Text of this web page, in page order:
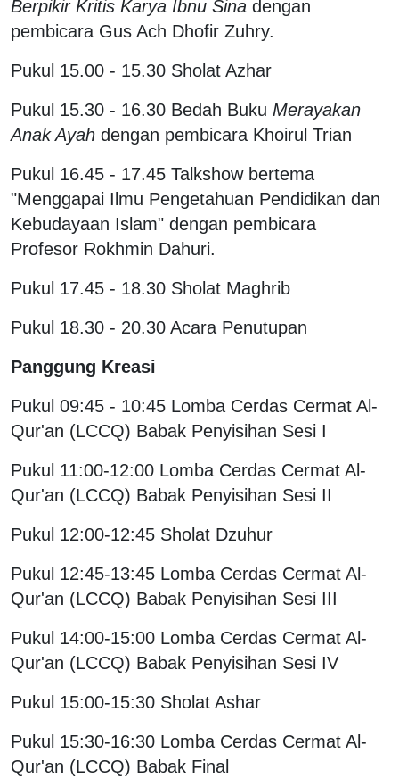
Berpikir Kritis Karya Ibnu Sina dengan
pembicara Gus Ach Dhofir Zuhry.
Pukul 15.00 - 15.30 Sholat Azhar
Pukul 15.30 - 16.30 Bedah Buku Merayakan
Anak Ayah dengan pembicara Khoirul Trian
Pukul 16.45 - 17.45 Talkshow bertema
"Menggapai Ilmu Pengetahuan Pendidikan dan
Kebudayaan Islam" dengan pembicara
Profesor Rokhmin Dahuri.
Pukul 17.45 - 18.30 Sholat Maghrib
Pukul 18.30 - 20.30 Acara Penutupan
Panggung Kreasi
Pukul 09:45 - 10:45 Lomba Cerdas Cermat Al-
Qur'an (LCCQ) Babak Penyisihan Sesi I
Pukul 11:00-12:00 Lomba Cerdas Cermat Al-
Qur'an (LCCQ) Babak Penyisihan Sesi II
Pukul 12:00-12:45 Sholat Dzuhur
Pukul 12:45-13:45 Lomba Cerdas Cermat Al-
Qur'an (LCCQ) Babak Penyisihan Sesi III
Pukul 14:00-15:00 Lomba Cerdas Cermat Al-
Qur'an (LCCQ) Babak Penyisihan Sesi IV
Pukul 15:00-15:30 Sholat Ashar
Pukul 15:30-16:30 Lomba Cerdas Cermat Al-
Qur'an (LCCQ) Babak Final